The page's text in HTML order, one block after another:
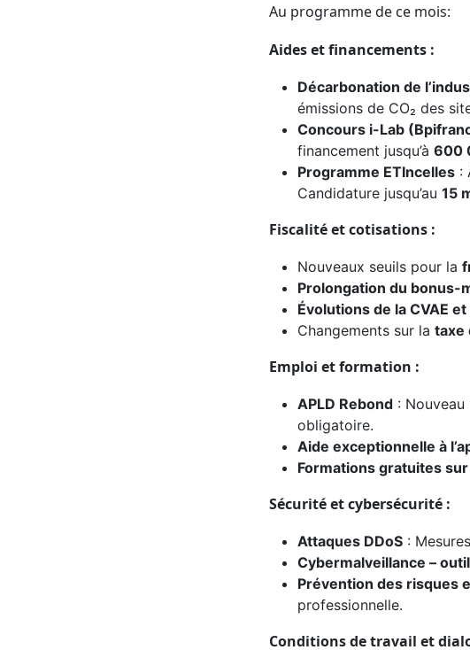
Au programme de ce mois:
Aides et financements :
Décarbonation de
émissions de CO₂ des
Concours i-Lab
financement jusqu’à 600
Programme ETIncelles :
Candidature jusqu’au 15
Fiscalité et cotisations :
Nouveaux seuils pour la
Prolongation du bonus-
Évolutions de la CVAE
Changements sur la taxe
Emploi et formation :
APLD Rebond :
obligatoire.
Aide exceptionnelle à
Formations gratuites
Sécurité et cybersécurité :
Attaques DDoS :
Cybermalveillance –
Prévention des risques
professionnelle.
Conditions de travail et